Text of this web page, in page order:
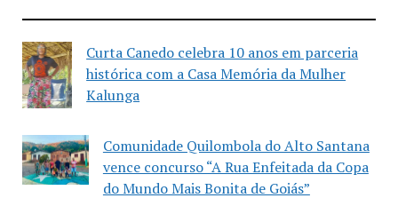
Curta Canedo celebra 10 anos em parceria
histórica com a Casa Memória da Mulher
Kalunga
Comunidade Quilombola do Alto Santana
vence concurso “A Rua Enfeitada da Copa
do Mundo Mais Bonita de Goiás”